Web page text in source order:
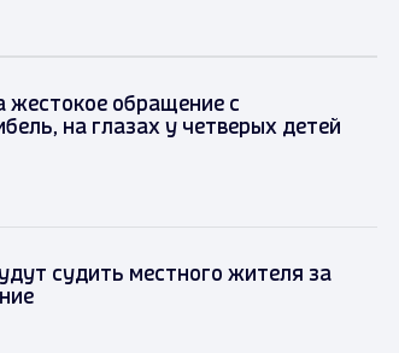
обращение с
на глазах у четверых детей
судить местного жителя за